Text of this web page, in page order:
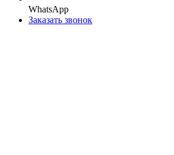
WhatsApp
Заказать звонок